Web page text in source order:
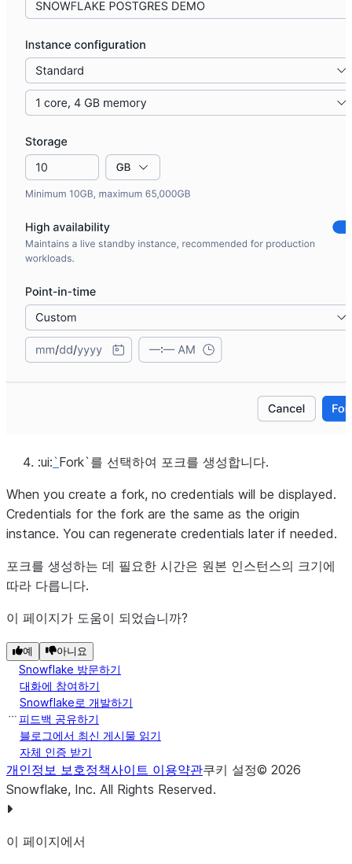
:ui:`Fork`를 선택하여 포크를 생성합니다.
When you create a fork, no credentials will be displayed.
Credentials for the fork are the same as the origin
instance. You can regenerate credentials later if needed.
포크를 생성하는 데 필요한 시간은 원본 인스턴스의 크기에
따라 다릅니다.
이 페이지가 도움이 되었습니까?
예 아니요
Snowflake 방문하기
대화에 참여하기
Snowflake로 개발하기
피드백 공유하기
블로그에서 최신 게시물 읽기
자체 인증 받기
개인정보 보호정책사이트 이용약관쿠키 설정© 2026
Snowflake, Inc. All Rights Reserved.
이 페이지에서